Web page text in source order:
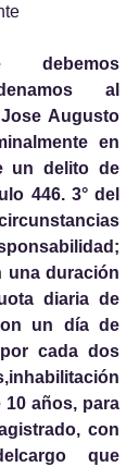
debemos
al
Augusto
en
un delito de
446. 3° del
una duración
diaria de
un día de
cada dos
años, para
con
que